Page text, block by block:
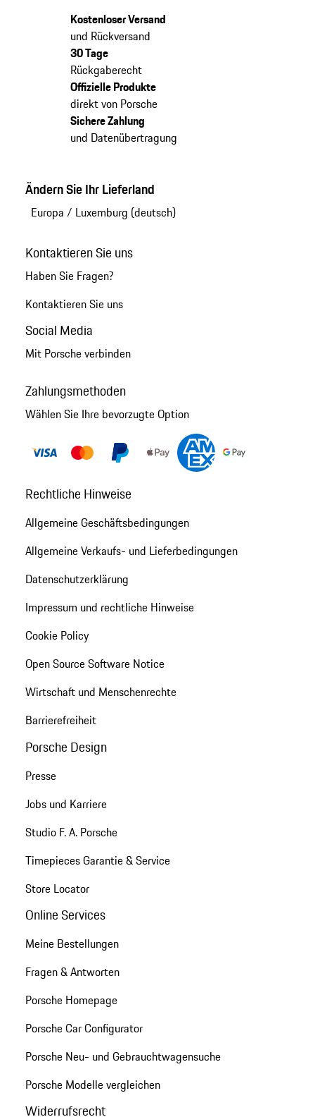
Kostenloser Versand
und Rückversand
30 Tage
Rückgaberecht
Offizielle Produkte
direkt von Porsche
Sichere Zahlung
und Datenübertragung
Ändern Sie Ihr Lieferland
Europa / Luxemburg (deutsch)
Kontaktieren Sie uns
Haben Sie Fragen?
Kontaktieren Sie uns
Social Media
Mit Porsche verbinden
Zahlungsmethoden
Wählen Sie Ihre bevorzugte Option
Rechtliche Hinweise
Allgemeine Geschäftsbedingungen
Allgemeine Verkaufs- und Lieferbedingungen
Datenschutzerklärung
Impressum und rechtliche Hinweise
Cookie Policy
Open Source Software Notice
Wirtschaft und Menschenrechte
Barrierefreiheit
Porsche Design
Presse
Jobs und Karriere
Studio F. A. Porsche
Timepieces Garantie & Service
Store Locator
Online Services
Meine Bestellungen
Fragen & Antworten
Porsche Homepage
Porsche Car Configurator
Porsche Neu- und Gebrauchtwagensuche
Porsche Modelle vergleichen
Widerrufsrecht